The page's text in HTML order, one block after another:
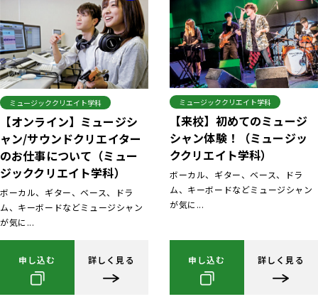
ミュージッククリエイト学科
【オンライン】ミュージシ
ャン/サウンドクリエイター
のお仕事について（ミュー
ジッククリエイト学科）
ボーカル、ギター、ベース、ドラ
ム、キーボードなどミュージシャン
が気に...
申し込む 詳しく見る
ミュージッククリエイト学科
【来校】初めてのミュージ
シャン体験！（ミュージッ
ククリエイト学科）
ボーカル、ギター、ベース、ドラ
ム、キーボードなどミュージシャン
が気に...
申し込む 詳しく見る